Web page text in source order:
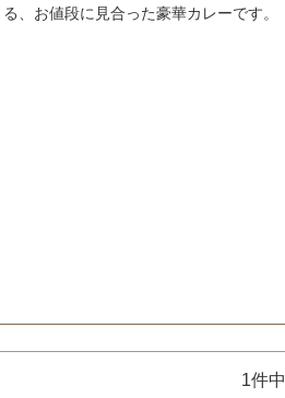
、お値段に見合った豪華カレーです。
1件中